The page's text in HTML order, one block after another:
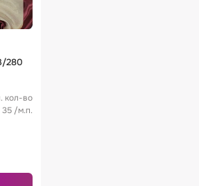
кол-во
35 /м.п.